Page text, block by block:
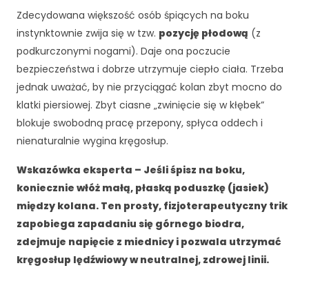
Zdecydowana większość osób śpiących na boku
instynktownie zwija się w tzw. pozycję płodową (z
podkurczonymi nogami). Daje ona poczucie
bezpieczeństwa i dobrze utrzymuje ciepło ciała. Trzeba
jednak uważać, by nie przyciągać kolan zbyt mocno do
klatki piersiowej. Zbyt ciasne „zwinięcie się w kłębek”
blokuje swobodną pracę przepony, spłyca oddech i
nienaturalnie wygina kręgosłup.
Wskazówka eksperta – Jeśli śpisz na boku,
koniecznie włóż małą, płaską poduszkę (jasiek)
między kolana. Ten prosty, fizjoterapeutyczny trik
zapobiega zapadaniu się górnego biodra,
zdejmuje napięcie z miednicy i pozwala utrzymać
kręgosłup lędźwiowy w neutralnej, zdrowej linii.
e
n
i
e
A
n
a
s
a
o
n
a